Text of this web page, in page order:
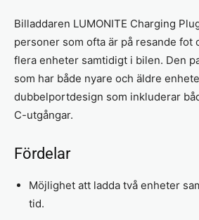
Billaddaren LUMONITE Charging
personer som ofta är på resande fot
flera enheter samtidigt i bilen. Den
som har både nyare och äldre
dubbelportdesign som inkluderar
C-utgångar.
Fördelar
Möjlighet att ladda två enheter
tid.